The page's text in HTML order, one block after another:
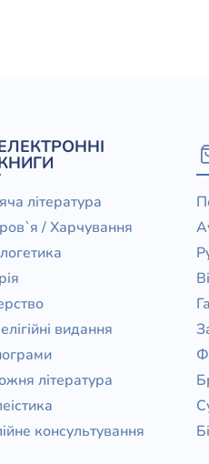
Дитяча література
Книги іноземними
Церковні традиції
Публіцистика
Богослів`я
література
/ Харчування
видання
література
консультування